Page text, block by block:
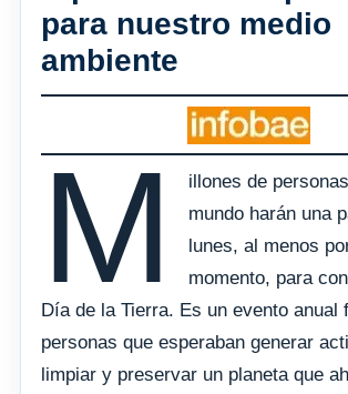
para nuestro medio
ambiente
M
illones de
mundo harán una
lunes, al menos
momento, para
Día de la Tierra. Es un evento anual
personas que esperaban generar
limpiar y preservar un planeta que